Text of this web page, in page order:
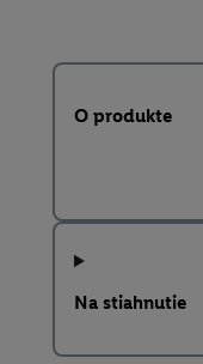
O produkte
Na stiahnutie